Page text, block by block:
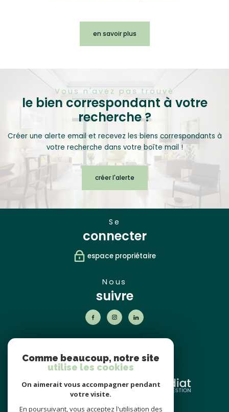
en savoir plus
Vous n'avez pas trouvé
le bien correspondant à votre
recherche ?
Créer une alerte email et recevez les biens correspondants à
votre recherche dans votre boîte mail !
créer l'alerte
se
connecter
espace propriétaire
nous
suivre
partenaires
Comme beaucoup, notre site
utilise les cookies
On aimerait vous accompagner pendant
votre visite.
En poursuivant, vous acceptez l'utilisation des